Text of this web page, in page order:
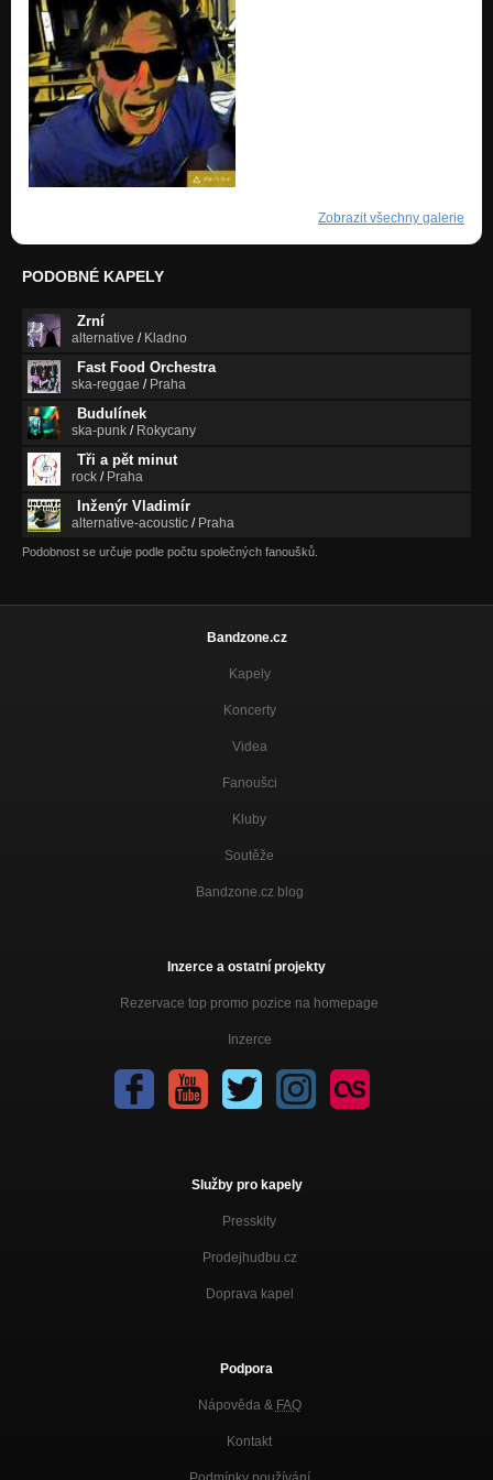
Zobrazit všechny galerie
PODOBNÉ KAPELY
Zrní
alternative / Kladno
Fast Food Orchestra
ska-reggae / Praha
Budulínek
ska-punk / Rokycany
Tři a pět minut
rock / Praha
Inženýr Vladimír
alternative-acoustic / Praha
Podobnost se určuje podle počtu společných fanoušků.
Bandzone.cz
Kapely
Koncerty
Videa
Fanoušci
Kluby
Soutěže
Bandzone.cz blog
Inzerce a ostatní projekty
Rezervace top promo pozice na homepage
Inzerce
Služby pro kapely
Presskity
Prodejhudbu.cz
Doprava kapel
Podpora
Nápověda & FAQ
Kontakt